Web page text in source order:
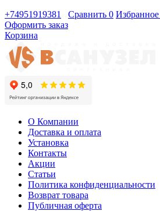
+74951919381 Сравнить 0 Избранное
Оформить заказ
Корзина
О Компании
Доставка и оплата
Установка
Контакты
Акции
Статьи
Политика конфиденциальности
Возврат товара
Публичная оферта